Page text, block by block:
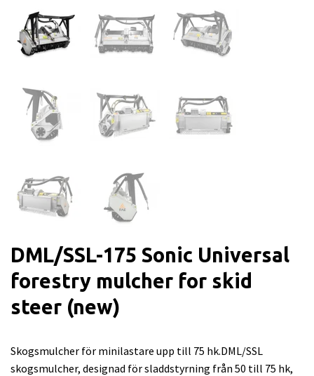
DML/SSL-175 Sonic Universal
forestry mulcher for skid
steer (new)
Skogsmulcher för minilastare upp till 75 hk.DML/SSL
skogsmulcher, designad för sladdstyrning från 50 till 75 hk,